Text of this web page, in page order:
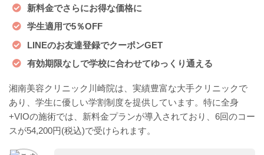
新料金でさらにお得な価格に
学生適用で5％OFF
LINEのお友達登録でクーポンGET
有効期限なしで学校に合わせてゆっくり通える
湘南美容クリニック川崎院は、実績豊富な大手クリニックで
あり、学生に優しい学割制度を提供しています。特に全身
+VIOの施術では、新料金プランが導入されており、6回のコー
スが54,200円(税込)で受けられます。